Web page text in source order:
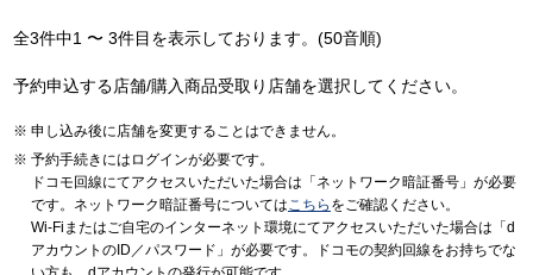
全3件中1 〜 3件目を表示しております。(50音順)
予約申込する店舗/購入商品受取り店舗を選択してください。
申し込み後に店舗を変更することはできません。
予約手続きにはログインが必要です。
ドコモ回線にてアクセスいただいた場合は「ネットワーク暗証番号」が必要
です。ネットワーク暗証番号についてはこちら をご確認ください。
Wi-Fiまたはご自宅のインターネット環境にてアクセスいただいた場合は「d
アカウントのID／パスワード」が必要です。ドコモの契約回線をお持ちでな